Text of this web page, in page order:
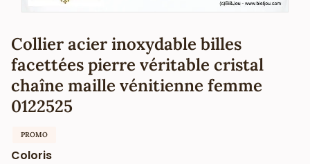
Collier acier inoxydable billes
facettées pierre véritable cristal
chaîne maille vénitienne femme
0122525
PROMO
Coloris